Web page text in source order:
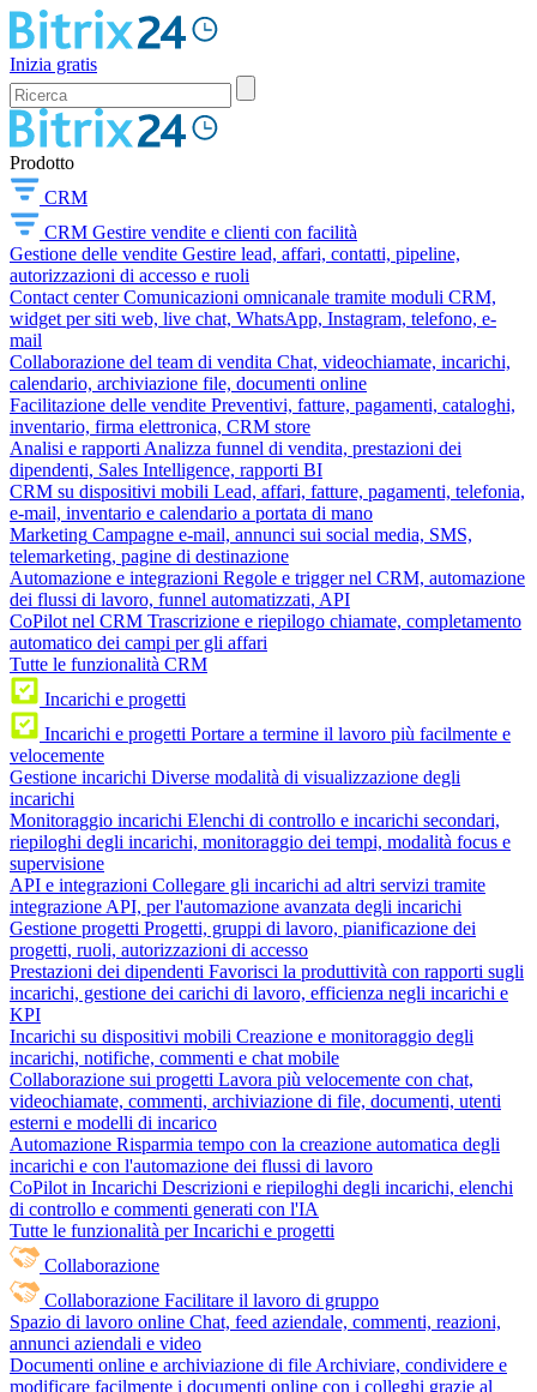
Inizia gratis
Prodotto
CRM
CRM Gestire vendite e clienti con facilità
Gestione delle vendite Gestire lead, affari, contatti, pipeline,
autorizzazioni di accesso e ruoli
Contact center Comunicazioni omnicanale tramite moduli CRM,
widget per siti web, live chat, WhatsApp, Instagram, telefono, e-
mail
Collaborazione del team di vendita Chat, videochiamate, incarichi,
calendario, archiviazione file, documenti online
Facilitazione delle vendite Preventivi, fatture, pagamenti, cataloghi,
inventario, firma elettronica, CRM store
Analisi e rapporti Analizza funnel di vendita, prestazioni dei
dipendenti, Sales Intelligence, rapporti BI
CRM su dispositivi mobili Lead, affari, fatture, pagamenti, telefonia,
e-mail, inventario e calendario a portata di mano
Marketing Campagne e-mail, annunci sui social media, SMS,
telemarketing, pagine di destinazione
Automazione e integrazioni Regole e trigger nel CRM, automazione
dei flussi di lavoro, funnel automatizzati, API
CoPilot nel CRM Trascrizione e riepilogo chiamate, completamento
automatico dei campi per gli affari
Tutte le funzionalità CRM
Incarichi e progetti
Incarichi e progetti Portare a termine il lavoro più facilmente e
velocemente
Gestione incarichi Diverse modalità di visualizzazione degli
incarichi
Monitoraggio incarichi Elenchi di controllo e incarichi secondari,
riepiloghi degli incarichi, monitoraggio dei tempi, modalità focus e
supervisione
API e integrazioni Collegare gli incarichi ad altri servizi tramite
integrazione API, per l'automazione avanzata degli incarichi
Gestione progetti Progetti, gruppi di lavoro, pianificazione dei
progetti, ruoli, autorizzazioni di accesso
Prestazioni dei dipendenti Favorisci la produttività con rapporti sugli
incarichi, gestione dei carichi di lavoro, efficienza negli incarichi e
KPI
Incarichi su dispositivi mobili Creazione e monitoraggio degli
incarichi, notifiche, commenti e chat mobile
Collaborazione sui progetti Lavora più velocemente con chat,
videochiamate, commenti, archiviazione di file, documenti, utenti
esterni e modelli di incarico
Automazione Risparmia tempo con la creazione automatica degli
incarichi e con l'automazione dei flussi di lavoro
CoPilot in Incarichi Descrizioni e riepiloghi degli incarichi, elenchi
di controllo e commenti generati con l'IA
Tutte le funzionalità per Incarichi e progetti
Collaborazione
Collaborazione Facilitare il lavoro di gruppo
Spazio di lavoro online Chat, feed aziendale, commenti, reazioni,
annunci aziendali e video
Documenti online e archiviazione di file Archiviare, condividere e
modificare facilmente i documenti online con i colleghi grazie al